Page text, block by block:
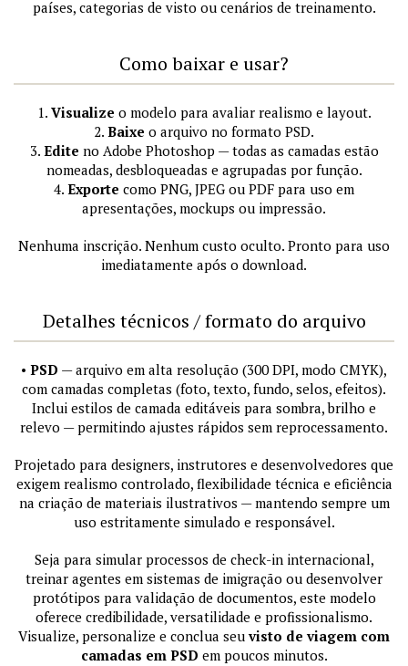
países, categorias de visto ou cenários de treinamento.
Como baixar e usar?
1. Visualize o modelo para avaliar realismo e layout.
2. Baixe o arquivo no formato PSD.
3. Edite no Adobe Photoshop — todas as camadas estão
nomeadas, desbloqueadas e agrupadas por função.
4. Exporte como PNG, JPEG ou PDF para uso em
apresentações, mockups ou impressão.
Nenhuma inscrição. Nenhum custo oculto. Pronto para uso
imediatamente após o download.
Detalhes técnicos / formato do arquivo
• PSD — arquivo em alta resolução (300 DPI, modo CMYK),
com camadas completas (foto, texto, fundo, selos, efeitos).
Inclui estilos de camada editáveis para sombra, brilho e
relevo — permitindo ajustes rápidos sem reprocessamento.
Projetado para designers, instrutores e desenvolvedores que
exigem realismo controlado, flexibilidade técnica e eficiência
na criação de materiais ilustrativos — mantendo sempre um
uso estritamente simulado e responsável.
Seja para simular processos de check-in internacional,
treinar agentes em sistemas de imigração ou desenvolver
protótipos para validação de documentos, este modelo
oferece credibilidade, versatilidade e profissionalismo.
Visualize, personalize e conclua seuvisto de viagem com
camadas em PSD em poucos minutos.